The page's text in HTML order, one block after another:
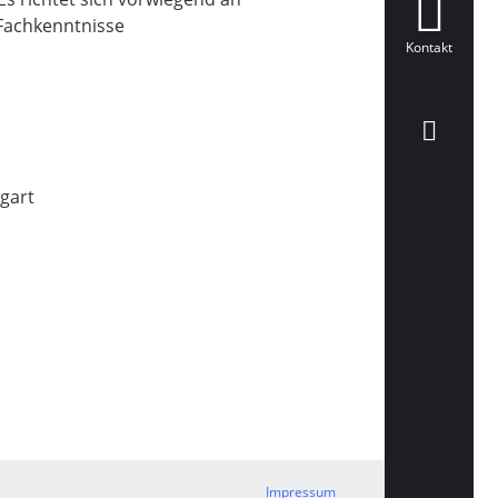
Kontakt
Impressum